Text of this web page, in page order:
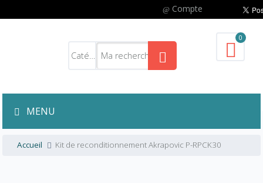
Compte
0
MENU
Accueil Kit de reconditionnement Akrapovic P-RPCK30